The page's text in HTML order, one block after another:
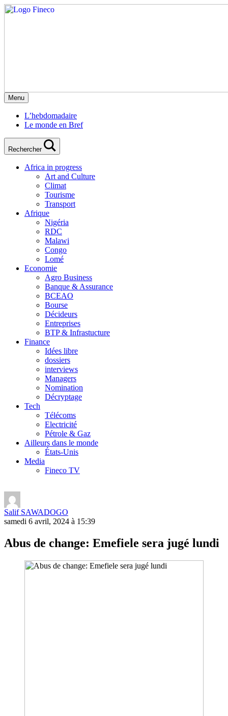
Menu
L’hebdomadaire
Le monde en Bref
Rechercher
Africa in progress
Art and Culture
Climat
Tourisme
Transport
Afrique
Nigéria
RDC
Malawi
Congo
Lomé
Economie
Agro Business
Banque & Assurance
BCEAO
Bourse
Décideurs
Entreprises
BTP & Infrastucture
Finance
Idées libre
dossiers
interviews
Managers
Nomination
Décryptage
Tech
Télécoms
Electricité
Pétrole & Gaz
Ailleurs dans le monde
États-Unis
Media
Fineco TV
Salif SAWADOGO
samedi 6 avril, 2024 à 15:39
Abus de change: Emefiele sera jugé lundi